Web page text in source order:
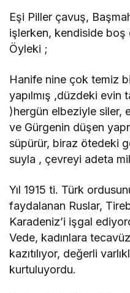
Eşi Piller çavuş,
işlerken, kendiside boş
Öyleki ;
Hanife nine çok temiz
yapılmış ,düzdeki evin
)hergün elbeziyle siler,
ve Gürgenin düşen
süpürür, biraz ötedeki
suyla , çevreyi adeta
Yıl 1915 ti. Türk
faydalanan Ruslar,
Karadeniz’i işgal
Vede, kadınlara
kazıtılıyor, değerli
kurtuluyordu.